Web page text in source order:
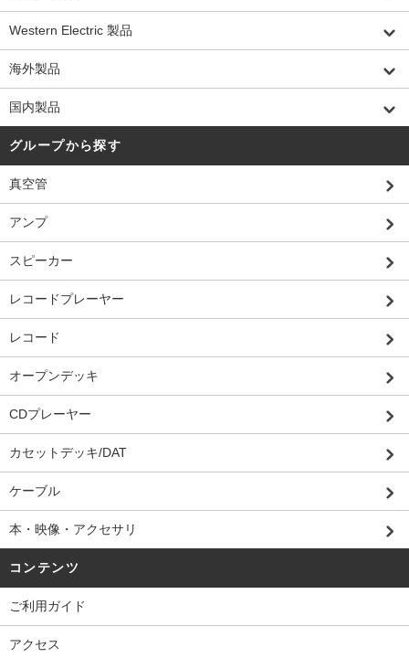
Western Electric 製品
海外製品
国内製品
グループから探す
真空管
アンプ
スピーカー
レコードプレーヤー
レコード
オープンデッキ
CDプレーヤー
カセットデッキ/DAT
ケーブル
本・映像・アクセサリ
コンテンツ
ご利用ガイド
アクセス